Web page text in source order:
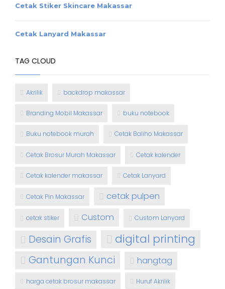
Cetak Stiker Skincare Makassar
Cetak Lanyard Makassar
TAG CLOUD
Akrilik backdrop makassar
Branding Mobil Makassar buku notebook
Buku notebook murah Cetak Baliho Makassar
Cetak Brosur Murah Makassar Cetak kalender
Cetak kalender makassar Cetak Lanyard
Cetak Pin Makassar cetak pulpen
cetak stiker Custom Custom Lanyard
Desain Grafis digital printing
Gantungan Kunci hangtag
harga cetak brosur makassar Huruf Akrilik